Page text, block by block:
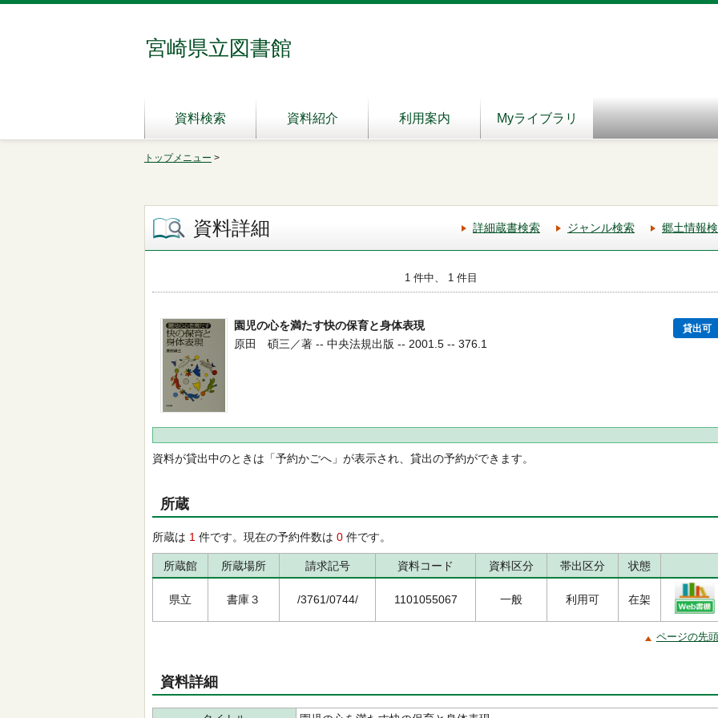
宮崎県立図書館
資料検索 資料紹介 利用案内 Myライブラリ
トップメニュー >
資料詳細 詳細蔵書検索 ジャンル検索 郷土情報
1 件中、 1 件目
園児の心を満たす快の保育と身体表現 貸出可
原田 碩三／著 -- 中央法規出版 -- 2001.5 -- 376.1
資料が貸出中のときは「予約かごへ」が表示され、貸出の予約ができます。
所蔵
所蔵は 1 件です。現在の予約件数は 0 件です。
所蔵館 所蔵場所 請求記号 資料コード 資料区分 帯出区分 状態
県立 書庫３ /3761/0744/ 1101055067 一般 利用可 在架
ページの先
資料詳細